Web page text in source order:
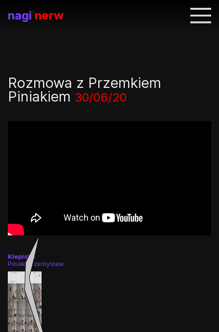
nagi nerw
Klepisko
Piniak Przemysław
Rozmowa z Przemkiem
Piniakiem 30/06/20